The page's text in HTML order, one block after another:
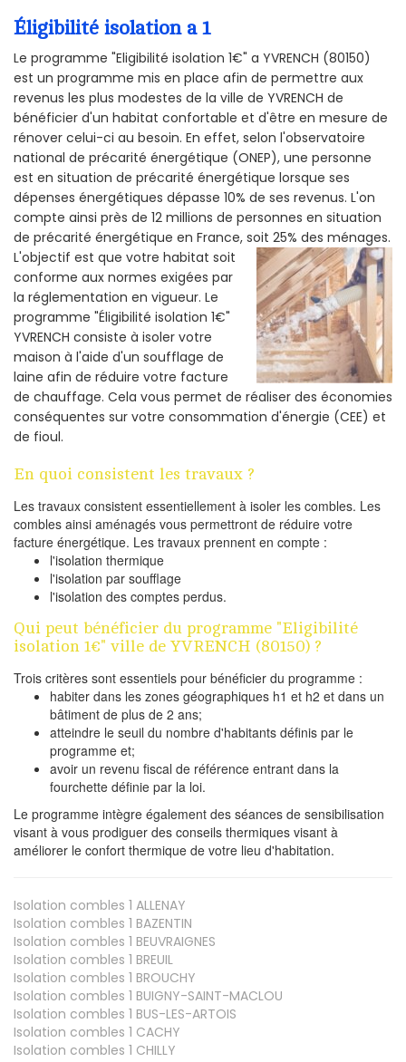
Éligibilité isolation a 1
Le programme "Eligibilité isolation 1€" a YVRENCH (80150)
est un programme mis en place afin de permettre aux
revenus les plus modestes de la ville de YVRENCH de
bénéficier d'un habitat confortable et d'être en mesure de
rénover celui-ci au besoin. En effet, selon l'observatoire
national de précarité énergétique (ONEP), une personne
est en situation de précarité énergétique lorsque ses
dépenses énergétiques dépasse 10% de ses revenus. L'on
compte ainsi près de 12 millions de personnes en situation
de précarité énergétique en France, soit 25% des ménages.
L'objectif est que votre habitat soit
conforme aux normes exigées par
la réglementation en vigueur. Le
programme "Éligibilité isolation 1€"
YVRENCH consiste à isoler votre
maison à l'aide d'un soufflage de
laine afin de réduire votre facture
de chauffage. Cela vous permet de réaliser des économies
conséquentes sur votre consommation d'énergie (CEE) et
de fioul.
En quoi consistent les travaux ?
Les travaux consistent essentiellement à isoler les combles. Les
combles ainsi aménagés vous permettront de réduire votre
facture énergétique. Les travaux prennent en compte :
l'isolation thermique
l'isolation par soufflage
l'isolation des comptes perdus.
Qui peut bénéficier du programme "Eligibilité
isolation 1€" ville de YVRENCH (80150) ?
Trois critères sont essentiels pour bénéficier du programme :
habiter dans les zones géographiques h1 et h2 et dans un
bâtiment de plus de 2 ans;
atteindre le seuil du nombre d'habitants définis par le
programme et;
avoir un revenu fiscal de référence entrant dans la
fourchette définie par la loi.
Le programme intègre également des séances de sensibilisation
visant à vous prodiguer des conseils thermiques visant à
améliorer le confort thermique de votre lieu d'habitation.
Isolation combles 1 ALLENAY
Isolation combles 1 BAZENTIN
Isolation combles 1 BEUVRAIGNES
Isolation combles 1 BREUIL
Isolation combles 1 BROUCHY
Isolation combles 1 BUIGNY-SAINT-MACLOU
Isolation combles 1 BUS-LES-ARTOIS
Isolation combles 1 CACHY
Isolation combles 1 CHILLY